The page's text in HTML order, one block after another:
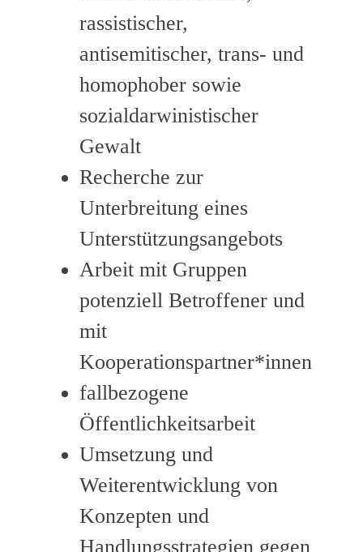
rassistischer,
antisemitischer, trans- und
homophober sowie
sozialdarwinistischer
Gewalt
Recherche zur
Unterbreitung eines
Unterstützungsangebots
Arbeit mit Gruppen
potenziell Betroffener und
mit
Kooperationspartner*innen
fallbezogene
Öffentlichkeitsarbeit
Umsetzung und
Weiterentwicklung von
Konzepten und
Handlungsstrategien gegen